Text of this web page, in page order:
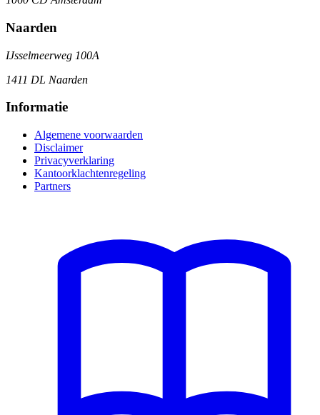
Naarden
IJsselmeerweg 100A
1411 DL Naarden
Informatie
Algemene voorwaarden
Disclaimer
Privacyverklaring
Kantoorklachtenregeling
Partners